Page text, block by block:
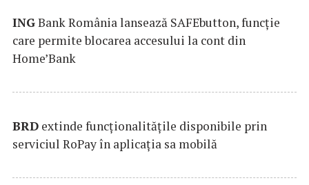
INGBank România lansează SAFEbutton, funcţie
care permite blocarea accesului la cont din
Home’Bank
BRD extinde funcţionalităţile disponibile prin
serviciul RoPay în aplicaţia sa mobilă